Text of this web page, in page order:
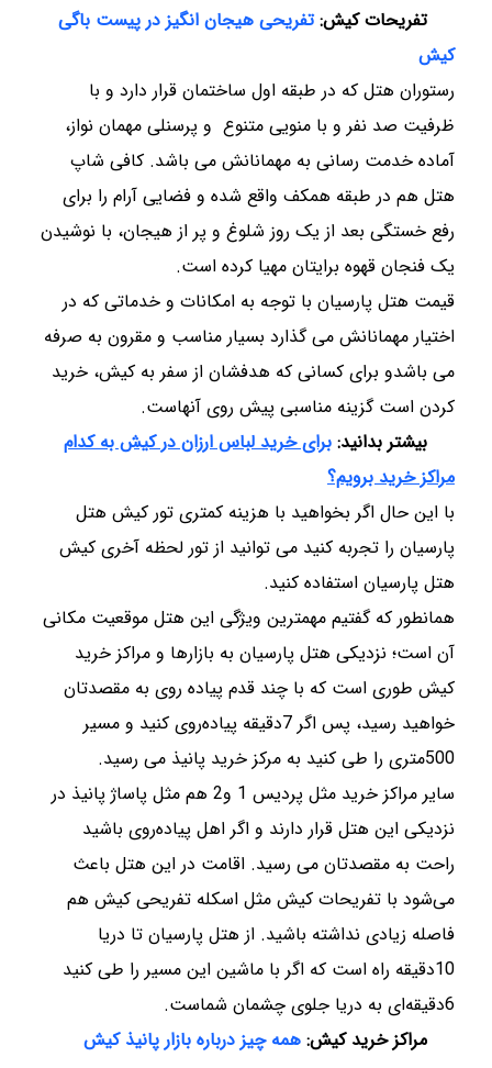
تفریحات کیش:تفریحی هیجان انگیز در پیست باگی
کیش
رستوران هتل که در طبقه اول ساختمان قرار دارد و با
ظرفیت صد نفر و با منویی متنوع و پرسنلی مهمان نواز،
آماده خدمت رسانی به مهمانانش می باشد. کافی شاپ
هتل هم در طبقه همکف واقع شده و فضایی آرام را برای
رفع خستگی بعد از یک روز شلوغ و پر از هیجان، با نوشیدن
یک فنجان قهوه برایتان مهیا کرده است.
قیمت هتل پارسیان با توجه به امکانات و خدماتی که در
اختیار مهمانانش می گذارد بسیار مناسب و مقرون به صرفه
می باشدو برای کسانی که هدفشان از سفر به کیش، خرید
کردن است گزینه مناسبی پیش روی آنهاست.
بیشتر بدانید:برای خرید لباس ارزان در کیش به کدام
مراکز خرید برویم؟
با این حال اگر بخواهید با هزینه کمتری تور کیش هتل
پارسیان را تجربه کنید می توانید از تور لحظه آخری کیش
هتل پارسیان استفاده کنید.
همانطور که گفتیم مهمترین ویژگی این هتل موقعیت مکانی
آن است؛ نزدیکی هتل پارسیان به بازارها و مراکز خرید
کیش طوری است که با چند قدم پیاده روی به مقصدتان
خواهید رسید، پس اگر 7دقیقه پیاده‌روی کنید و مسیر
500متری را طی کنید به مرکز خرید پانیذ می رسید.
سایر مراکز خرید مثل پردیس 1 و2 هم مثل پاساژ پانیذ در
نزدیکی این هتل قرار دارند و اگر اهل پیاده‌روی باشید
راحت به مقصدتان می رسید. اقامت در این هتل باعث
می‌شود با تفریحات کیش مثل اسکله تفریحی کیش هم
فاصله زیادی نداشته باشید. از هتل پارسیان تا دریا
10دقیقه راه است که اگر با ماشین این مسیر را طی کنید
6دقیقه‌ای به دریا جلوی چشمان شماست.
مراکز خرید کیش:همه چیز درباره بازار پانیذ کیش